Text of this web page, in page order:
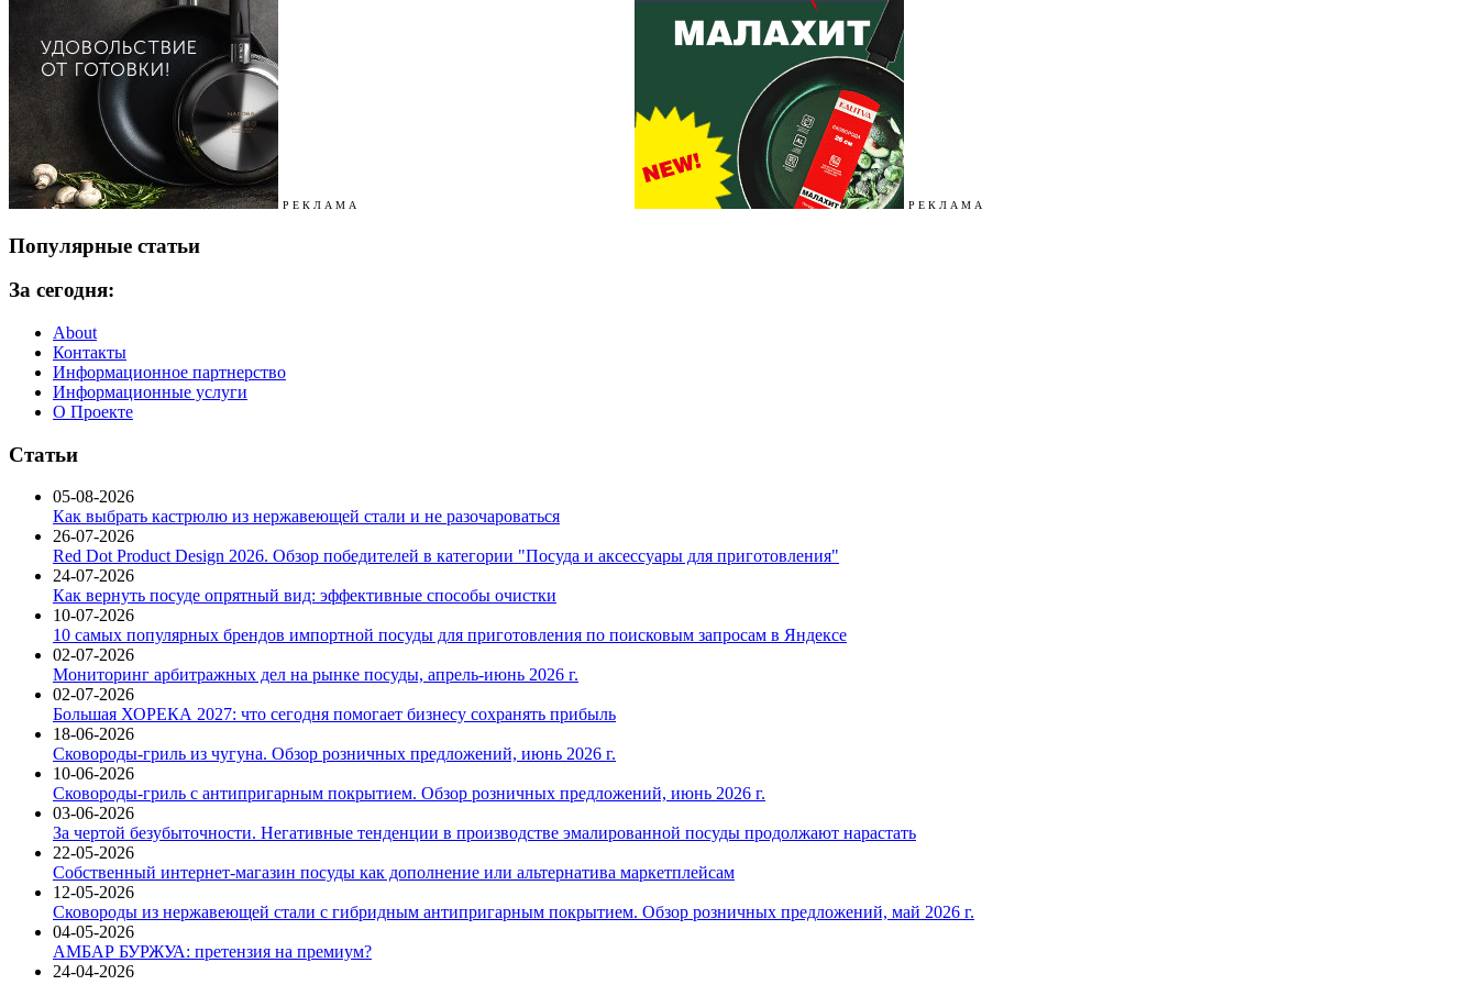
Р Е К Л А М А Р Е К Л А М А
Популярные статьи
За сегодня:
About
Контакты
Информационное партнерство
Информационные услуги
О Проекте
Статьи
05-08-2026
Как выбрать кастрюлю из нержавеющей стали и не разочароваться
26-07-2026
Red Dot Product Design 2026. Обзор победителей в категории "Посуда и аксессуары для приготовления"
24-07-2026
Как вернуть посуде опрятный вид: эффективные способы очистки
10-07-2026
10 самых популярных брендов импортной посуды для приготовления по поисковым запросам в Яндексе
02-07-2026
Мониторинг арбитражных дел на рынке посуды, апрель-июнь 2026 г.
02-07-2026
Большая ХОРЕКА 2027: что сегодня помогает бизнесу сохранять прибыль
18-06-2026
Сковороды-гриль из чугуна. Обзор розничных предложений, июнь 2026 г.
10-06-2026
Сковороды-гриль с антипригарным покрытием. Обзор розничных предложений, июнь 2026 г.
03-06-2026
За чертой безубыточности. Негативные тенденции в производстве эмалированной посуды продолжают нарастать
22-05-2026
Собственный интернет-магазин посуды как дополнение или альтернатива маркетплейсам
12-05-2026
Сковороды из нержавеющей стали с гибридным антипригарным покрытием. Обзор розничных предложений, май 2026 г.
04-05-2026
АМБАР БУРЖУА: претензия на премиум?
24-04-2026